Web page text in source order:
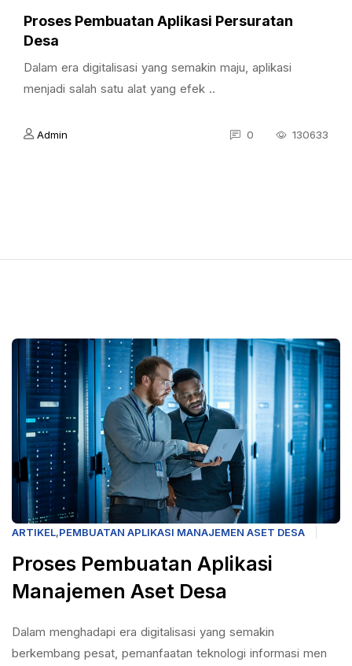
Proses Pembuatan Aplikasi Persuratan
Desa
Dalam era digitalisasi yang semakin maju, aplikasi
menjadi salah satu alat yang efek ..
Admin 0 130633
ARTIKEL,PEMBUATAN APLIKASI MANAJEMEN ASET DESA
Proses Pembuatan Aplikasi
Manajemen Aset Desa
Dalam menghadapi era digitalisasi yang semakin
berkembang pesat, pemanfaatan teknologi informasi men